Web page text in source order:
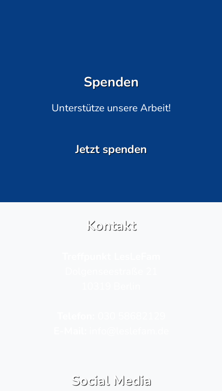
Spenden
Unterstütze unsere Arbeit!
Jetzt spenden
Kontakt
Social Media